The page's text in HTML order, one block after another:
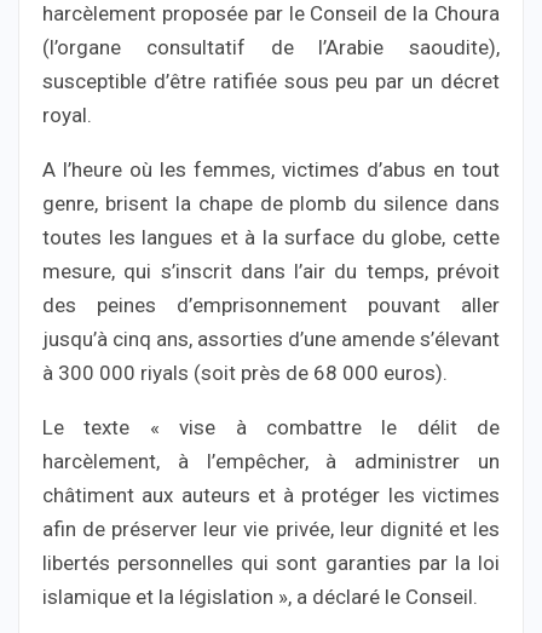
harcèlement proposée par le Conseil de la Choura
(l’organe consultatif de l’Arabie saoudite),
susceptible d’être ratifiée sous peu par un décret
royal.
A l’heure où les femmes, victimes d’abus en tout
genre, brisent la chape de plomb du silence dans
toutes les langues et à la surface du globe, cette
mesure, qui s’inscrit dans l’air du temps, prévoit
des peines d’emprisonnement pouvant aller
jusqu’à cinq ans, assorties d’une amende s’élevant
à 300 000 riyals (soit près de 68 000 euros).
Le texte « vise à combattre le délit de
harcèlement, à l’empêcher, à administrer un
châtiment aux auteurs et à protéger les victimes
afin de préserver leur vie privée, leur dignité et les
libertés personnelles qui sont garanties par la loi
islamique et la législation », a déclaré le Conseil.